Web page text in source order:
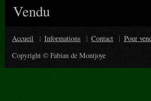
Vendu
Accueil Informations Contact Pour
Copyright © Fabian de Montjoye